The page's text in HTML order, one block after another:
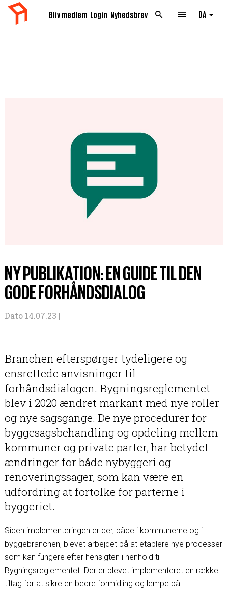
Bliv medlem Login Nyhedsbrev DA List
NY PUBLIKATION: EN GUIDE TIL DEN
GODE FORHÅNDSDIALOG
Dato 14.07.23 |
Branchen efterspørger tydeligere og
ensrettede anvisninger til
forhåndsdialogen. Bygningsreglementet
blev i 2020 ændret markant med nye roller
og nye sagsgange. De nye procedurer for
byggesagsbehandling og opdeling mellem
kommuner og private parter, har betydet
ændringer for både nybyggeri og
renoveringssager, som kan være en
udfordring at fortolke for parterne i
byggeriet.
Siden implementeringen er der, både i kommunerne og i
byggebranchen, blevet arbejdet på at etablere nye processer
som kan fungere efter hensigten i henhold til
Bygningsreglementet. Der er blevet implementeret en række
tiltag for at sikre en bedre formidling og lempe på